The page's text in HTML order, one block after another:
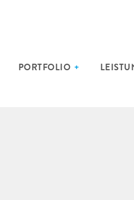
PORTFOLIO